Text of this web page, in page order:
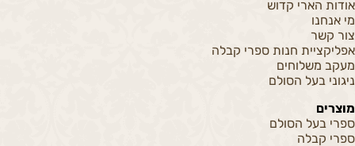
אודות הארי קדוש
מי אנחנו
צור קשר
אפליקציית חנות ספרי קבלה
מעקב משלוחים
ניגוני בעל הסולם
מוצרים
ספרי בעל הסולם
ספרי קבלה